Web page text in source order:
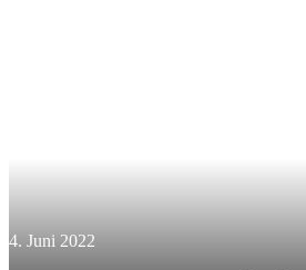
4. Juni 2022